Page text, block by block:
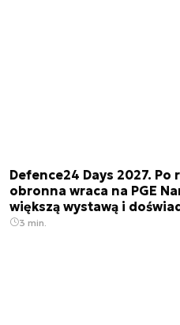
Defence24 Days 2027.
obronna wraca na PGE
większą wystawą i
3 min.